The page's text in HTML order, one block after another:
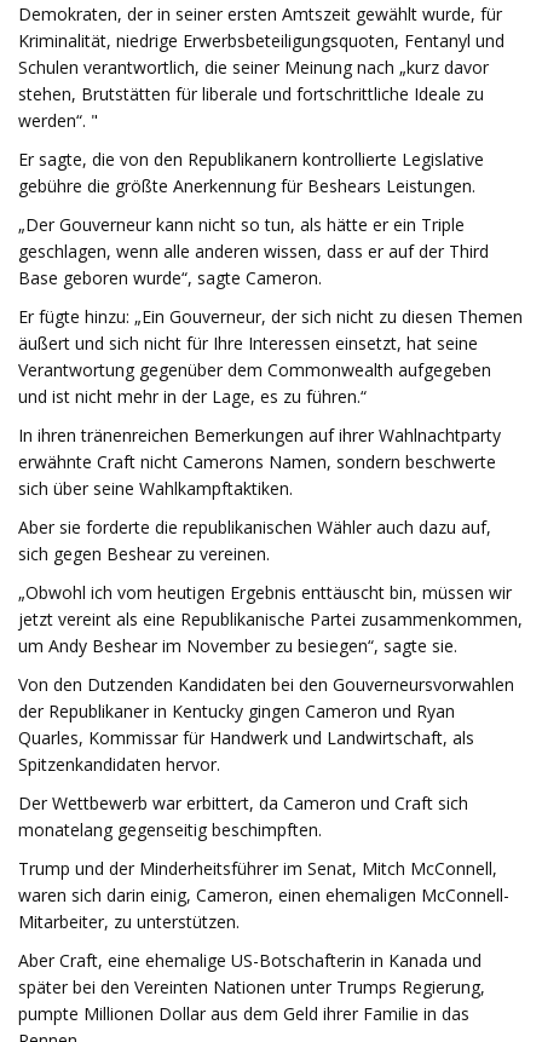
Demokraten, der in seiner ersten Amtszeit gewählt wurde, für
Kriminalität, niedrige Erwerbsbeteiligungsquoten, Fentanyl und
Schulen verantwortlich, die seiner Meinung nach „kurz davor
stehen, Brutstätten für liberale und fortschrittliche Ideale zu
werden“. "
Er sagte, die von den Republikanern kontrollierte Legislative
gebühre die größte Anerkennung für Beshears Leistungen.
„Der Gouverneur kann nicht so tun, als hätte er ein Triple
geschlagen, wenn alle anderen wissen, dass er auf der Third
Base geboren wurde“, sagte Cameron.
Er fügte hinzu: „Ein Gouverneur, der sich nicht zu diesen Themen
äußert und sich nicht für Ihre Interessen einsetzt, hat seine
Verantwortung gegenüber dem Commonwealth aufgegeben
und ist nicht mehr in der Lage, es zu führen.“
In ihren tränenreichen Bemerkungen auf ihrer Wahlnachtparty
erwähnte Craft nicht Camerons Namen, sondern beschwerte
sich über seine Wahlkampftaktiken.
Aber sie forderte die republikanischen Wähler auch dazu auf,
sich gegen Beshear zu vereinen.
„Obwohl ich vom heutigen Ergebnis enttäuscht bin, müssen wir
jetzt vereint als eine Republikanische Partei zusammenkommen,
um Andy Beshear im November zu besiegen“, sagte sie.
Von den Dutzenden Kandidaten bei den Gouverneursvorwahlen
der Republikaner in Kentucky gingen Cameron und Ryan
Quarles, Kommissar für Handwerk und Landwirtschaft, als
Spitzenkandidaten hervor.
Der Wettbewerb war erbittert, da Cameron und Craft sich
monatelang gegenseitig beschimpften.
Trump und der Minderheitsführer im Senat, Mitch McConnell,
waren sich darin einig, Cameron, einen ehemaligen McConnell-
Mitarbeiter, zu unterstützen.
Aber Craft, eine ehemalige US-Botschafterin in Kanada und
später bei den Vereinten Nationen unter Trumps Regierung,
pumpte Millionen Dollar aus dem Geld ihrer Familie in das